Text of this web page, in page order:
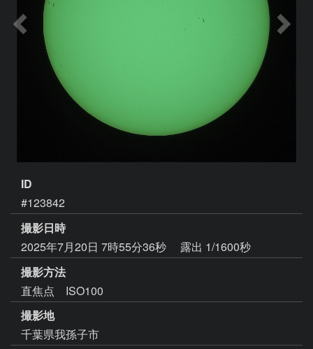
ID
#123842
撮影日時
2025年7月20日 7時55分36秒
露出 1/1600秒
撮影方法
直焦点 ISO100
撮影地
千葉県我孫子市